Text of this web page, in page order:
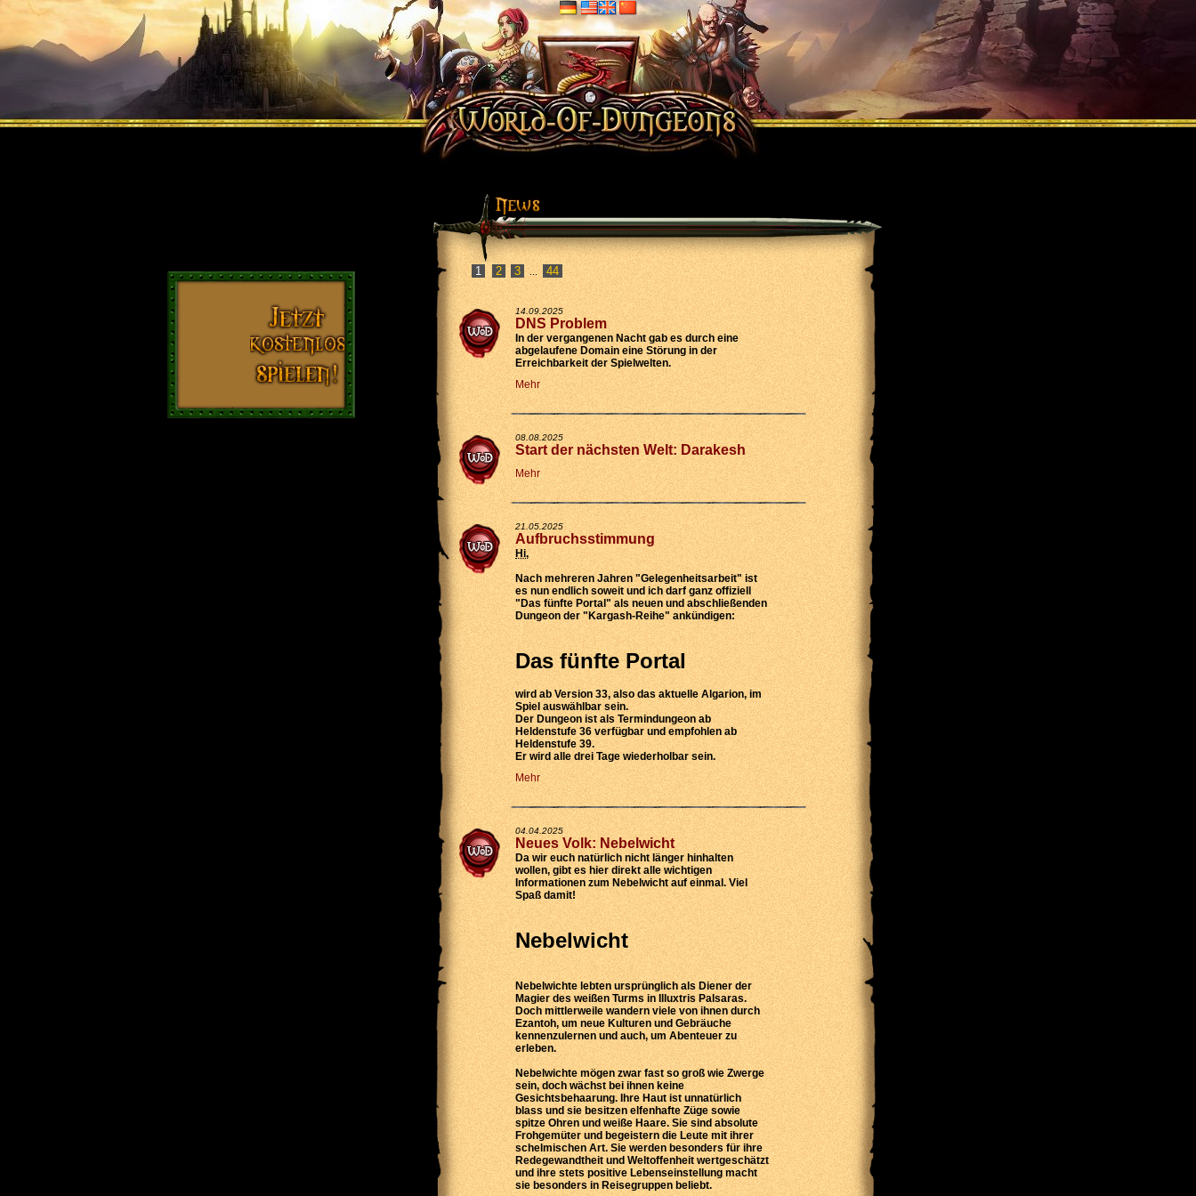
2 3 ... 44
14.09.2025
DNS Problem
In der vergangenen Nacht gab es durch eine
abgelaufene Domain eine Störung in der
Erreichbarkeit der Spielwelten.
Mehr
08.08.2025
Start der nächsten Welt: Darakesh
Mehr
21.05.2025
Aufbruchsstimmung
Hi,
Nach mehreren Jahren "Gelegenheitsarbeit" ist
es nun endlich soweit und ich darf ganz offiziell
"Das fünfte Portal" als neuen und abschließenden
Dungeon der "Kargash-Reihe" ankündigen:
Das fünfte Portal
wirdab Version 33, also das aktuelle Algarion, im
Spiel auswählbar sein.
Der Dungeon ist alsTermindungeon ab
Heldenstufe 36 verfügbar und empfohlen ab
Heldenstufe 39.
Er wirdalle drei Tage wiederholbarsein.
Mehr
04.04.2025
Neues Volk: Nebelwicht
Da wir euch natürlich nicht länger hinhalten
wollen, gibt es hier direkt alle wichtigen
Informationen zum Nebelwicht auf einmal. Viel
Spaß damit!
Nebelwicht
Nebelwichte lebten ursprünglich als Diener der
Magier des weißen Turms in Illuxtris Palsaras.
Doch mittlerweile wandern viele von ihnen durch
Ezantoh, um neue Kulturen und Gebräuche
kennenzulernen und auch, um Abenteuer zu
erleben.
Nebelwichte mögen zwar fast so groß wie Zwerge
sein, doch wächst bei ihnen keine
Gesichtsbehaarung. Ihre Haut ist unnatürlich
blass und sie besitzen elfenhafte Züge sowie
spitze Ohren und weiße Haare. Sie sind absolute
Frohgemüter und begeistern die Leute mit ihrer
schelmischen Art. Sie werden besonders für ihre
Redegewandtheit und Weltoffenheit wertgeschätzt
und ihre stets positive Lebenseinstellung macht
sie besonders in Reisegruppen beliebt.